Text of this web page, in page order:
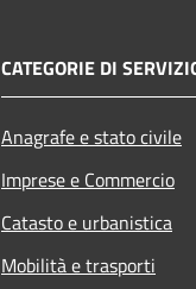
CATEGORIE DI
Anagrafe e stato civile
Imprese e Commercio
Catasto e urbanistica
Mobilità e trasporti